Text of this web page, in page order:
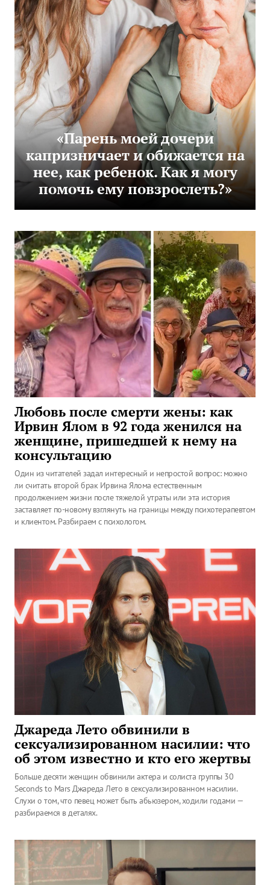
«Парень моей дочери
капризничает и обижается на
нее, как ребенок. Как я могу
помочь ему повзрослеть?»
Любовь после смерти жены: как
Ирвин Ялом в 92 года женился на
женщине, пришедшей к нему на
консультацию
Один из читателей задал интересный и непростой вопрос: можно
ли считать второй брак Ирвина Ялома естественным
продолжением жизни после тяжелой утраты или эта история
заставляет по-новому взглянуть на границы между психотерапевтом
и клиентом. Разбираем с психологом.
Джареда Лето обвинили в
сексуализированном насилии: что
об этом известно и кто его жертвы
Больше десяти женщин обвинили актера и солиста группы 30
Seconds to Mars Джареда Лето в сексуализированном насилии.
Слухи о том, что певец может быть абьюзером, ходили годами —
разбираемся в деталях.